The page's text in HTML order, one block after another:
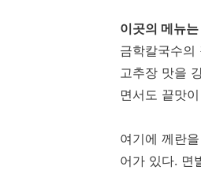
이곳의 메뉴
금학칼국수
고추장 맛을
면서도 끝맛
여기에 께란
어가 있다. 면